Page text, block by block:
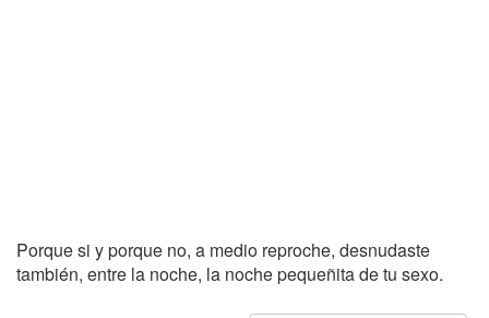
Porque si y porque no, a medio reproche, desnudaste
también, entre la noche, la noche pequeñita de tu sexo.